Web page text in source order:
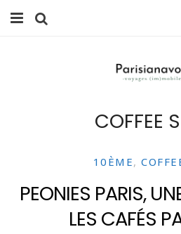
FAMILLE
VOYAGES
BALADES À
LIFESTYLE
COFFEE
10ÈME,
PEONIES PARIS,
LES CAFÉS